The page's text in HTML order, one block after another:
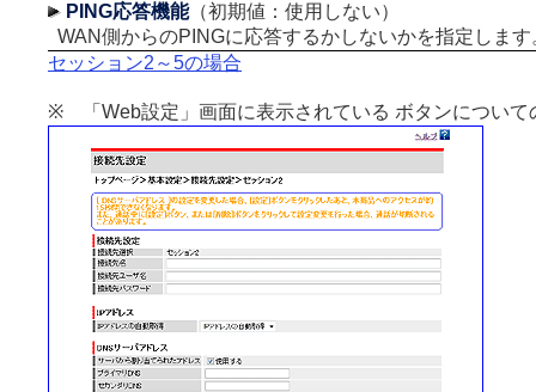
PING応答機能（初期値：使用しない）
WAN側からのPINGに応答するかしないかを指定します
セッション2～5の場合
※ 「Web設定」画面に表示されている ボタンについて